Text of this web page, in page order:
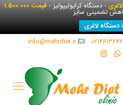
- دستگاه کرایولیپولیز - قیمت 1.500.000
تضمینی سایز
دستگاه لاغری
info@mehrdiet.ir